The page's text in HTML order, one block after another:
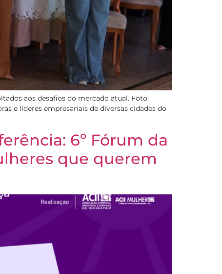
aos desafios do mercado atual. Foto:
e líderes empresariais de diversas cidades do
6º Fórum da
que querem